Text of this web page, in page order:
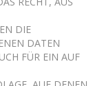
DIE
DATEN
FÜR EIN AUF